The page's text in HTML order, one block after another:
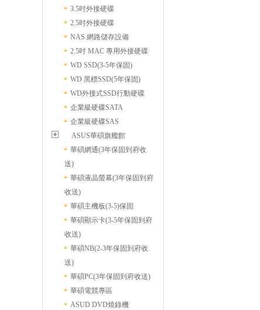
3.5吋外接硬碟
2.5吋外接硬碟
NAS 網路儲存設備
2.5吋 MAC 專用外接硬碟
WD SSD(3-5年保固)
WD 黑標SSD(5年保固)
WD外接式SSD行動硬碟
企業級硬碟SATA
企業級硬碟SAS
ASUS華碩旗艦館
華碩網通(3年保固到府收
送)
華碩液晶螢幕(3年保固到府
收送)
華碩主機板(3-5)保固
華碩顯示卡(3-5年保固到府
收送)
華碩NB(2-3年保固到府收
送)
華碩PC(3年保固到府收送)
華碩電競專區
ASUD DVD燒錄機